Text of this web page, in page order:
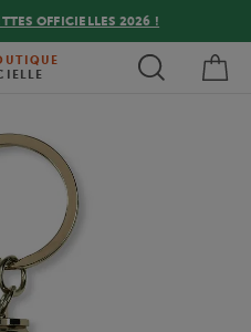
OFFICIELLES 2026 !